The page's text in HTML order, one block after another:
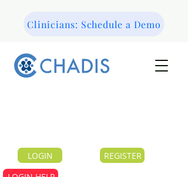
LOGIN
REGISTER
Clinicians: Schedule a Demo